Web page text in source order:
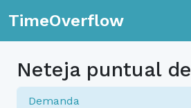
TimeOverflow
Neteja puntual
Demanda